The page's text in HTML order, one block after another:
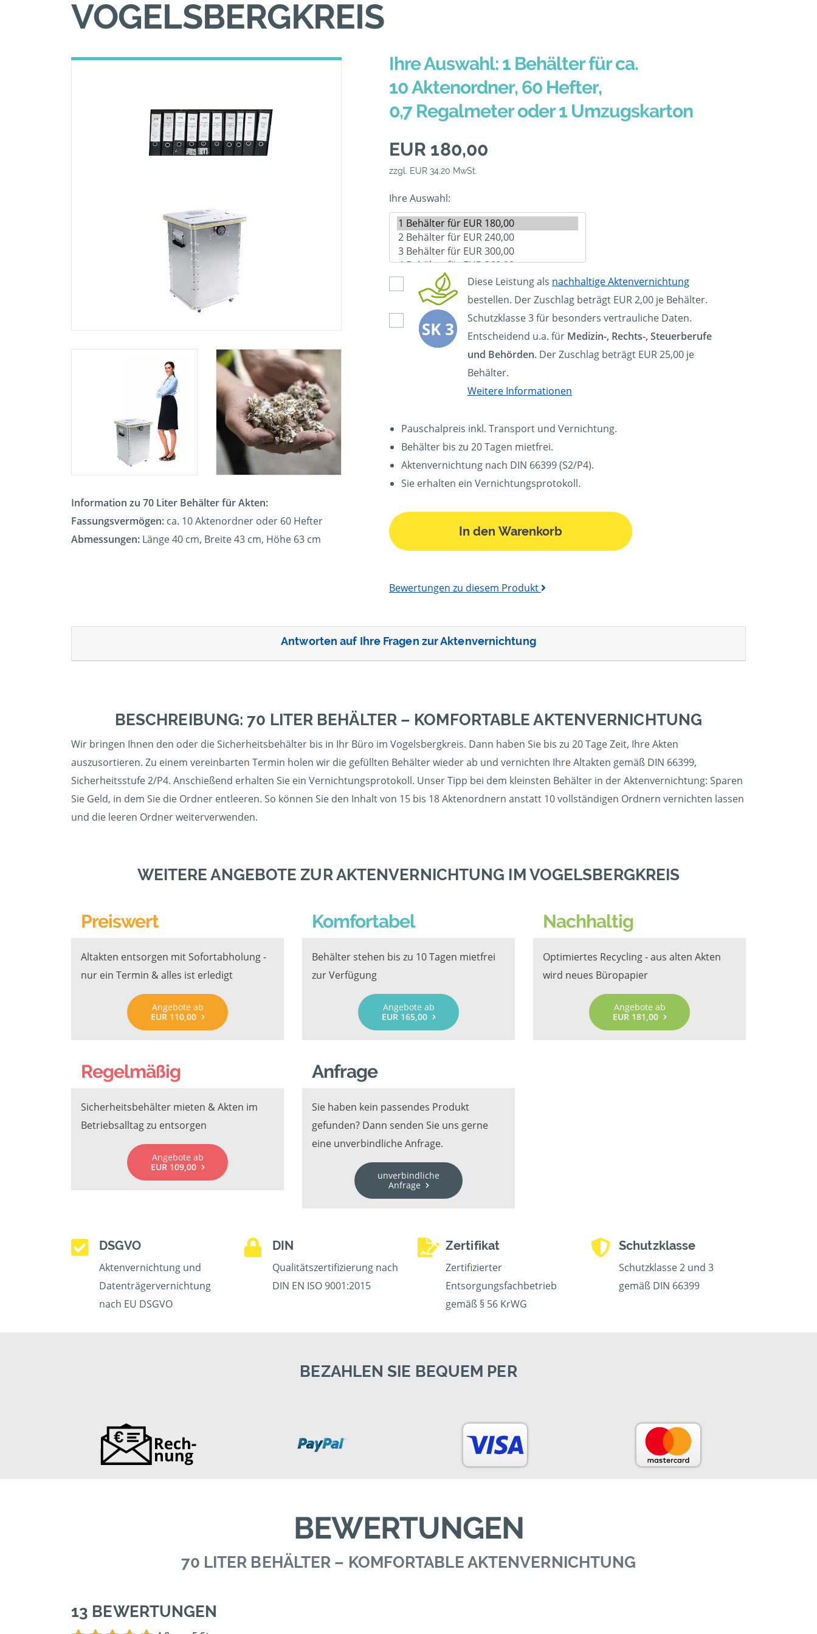
VOGELSBERGKREIS
Information zu 70 Liter Behälter für Akten:
Fassungsvermögen: ca. 10 Aktenordner oder 60 Hefter
Abmessungen: Länge 40 cm, Breite 43 cm, Höhe 63 cm
Ihre Auswahl: 1 Behälter für ca.
10 Aktenordner, 60 Hefter,
0,7 Regalmeter oder 1 Umzugskarton
EUR 180,00
zzgl. EUR 34,20 MwSt.
Ihre Auswahl:
Diese Leistung als nachhaltige Aktenvernichtung
bestellen. Der Zuschlag beträgt EUR 2,00 je Behälter.
Schutzklasse 3 für besonders vertrauliche Daten.
Entscheidend u.a. für Medizin-, Rechts-, Steuerberufe
und Behörden. Der Zuschlag beträgt EUR 25,00 je
Behälter.
Weitere Informationen
Pauschalpreis inkl. Transport und Vernichtung.
Behälter bis zu 20 Tagen mietfrei.
Aktenvernichtung nach DIN 66399 (S2/P4).
Sie erhalten ein Vernichtungsprotokoll.
In den Warenkorb
Bewertungen zu diesem Produkt
Antworten auf Ihre Fragen zur Aktenvernichtung
BESCHREIBUNG: 70 LITER BEHÄLTER – KOMFORTABLE AKTENVERNICHTUNG
Wir bringen Ihnen den oder die Sicherheitsbehälter bis in Ihr Büro im Vogelsbergkreis. Dann haben Sie bis zu 20 Tage Zeit, Ihre Akten
auszusortieren. Zu einem vereinbarten Termin holen wir die gefüllten Behälter wieder ab und vernichten Ihre Altakten gemäß DIN 66399,
Sicherheitsstufe 2/P4. Anschießend erhalten Sie ein Vernichtungsprotokoll. Unser Tipp bei dem kleinsten Behälter in der Aktenvernichtung: Sparen
Sie Geld, in dem Sie die Ordner entleeren. So können Sie den Inhalt von 15 bis 18 Aktenordnern anstatt 10 vollständigen Ordnern vernichten lassen
und die leeren Ordner weiterverwenden.
WEITERE ANGEBOTE ZUR AKTENVERNICHTUNG IM VOGELSBERGKREIS
Preiswert
Altakten entsorgen mit Sofortabholung -
nur ein Termin & alles ist erledigt
Angebote ab
EUR 110,00
Komfortabel
Behälter stehen bis zu 10 Tagen mietfrei
zur Verfügung
Angebote ab
EUR 165,00
Nachhaltig
Optimiertes Recycling - aus alten Akten
wird neues Büropapier
Angebote ab
EUR 181,00
Regelmäßig
Sicherheitsbehälter mieten & Akten im
Betriebsalltag zu entsorgen
Angebote ab
EUR 109,00
Anfrage
Sie haben kein passendes Produkt
gefunden? Dann senden Sie uns gerne
eine unverbindliche Anfrage.
unverbindliche
Anfrage
DSGVO
Aktenvernichtung und
Datenträgervernichtung
nach EU DSGVO
DIN
Qualitätszertifizierung nach
DIN EN ISO 9001:2015
Zertifikat
Zertifizierter
Entsorgungsfachbetrieb
gemäß § 56 KrWG
Schutzklasse
Schutzklasse 2 und 3
gemäß DIN 66399
BEZAHLEN SIE BEQUEM PER
BEWERTUNGEN
70 LITER BEHÄLTER – KOMFORTABLE AKTENVERNICHTUNG
13 BEWERTUNGEN